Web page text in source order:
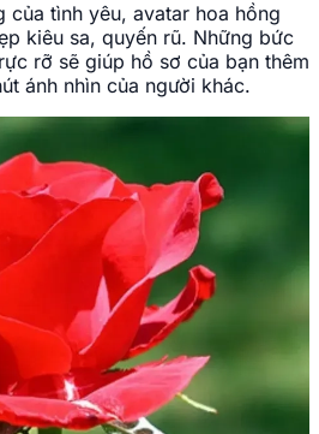
của tình yêu, avatar hoa hồng
kiêu sa, quyến rũ. Những bức
rỡ sẽ giúp hồ sơ của bạn thêm
ánh nhìn của người khác.